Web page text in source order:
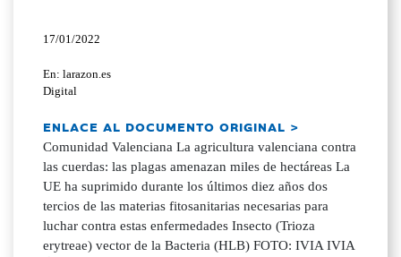
17/01/2022
En: larazon.es
Digital
ENLACE AL DOCUMENTO ORIGINAL >
Comunidad Valenciana La agricultura valenciana contra
las cuerdas: las plagas amenazan miles de hectáreas La
UE ha suprimido durante los últimos diez años dos
tercios de las materias fitosanitarias necesarias para
luchar contra estas enfermedades Insecto (Trioza
erytreae) vector de la Bacteria (HLB) FOTO: IVIA IVIA